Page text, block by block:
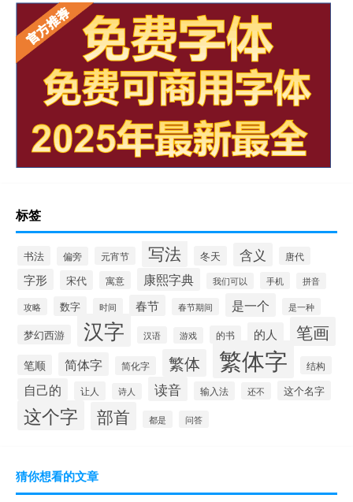
标签
书法 偏旁 元宵节 写法 冬天 含义 唐代
字形 宋代 寓意 康熙字典 我们可以 手机 拼音
攻略 数字 时间 春节 春节期间 是一个 是一种
梦幻西游 汉字 汉语 游戏 的书 的人 笔画
笔顺 简体字 简化字 繁体 繁体字 结构
自己的 让人 诗人 读音 输入法 还不 这个名字
这个字 部首 都是 问答
猜你想看的文章